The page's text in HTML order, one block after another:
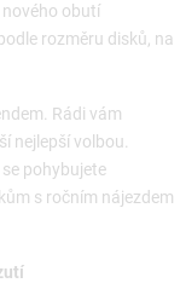
obutí
rozměru disků, na
Rádi vám
nejlepší volbou.
pohybujete
s ročním nájezdem